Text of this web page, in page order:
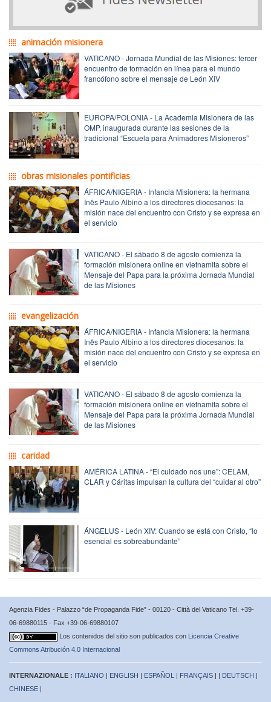
animación misionera
VATICANO - Jornada Mundial de las Misiones: tercer
encuentro de formación en línea para el mundo
francófono sobre el mensaje de León XIV
EUROPA/POLONIA - La Academia Misionera de las
OMP, inaugurada durante las sesiones de la
tradicional “Escuela para Animadores Misioneros”
obras misionales pontificias
ÁFRICA/NIGERIA - Infancia Misionera: la hermana
Inês Paulo Albino a los directores diocesanos: la
misión nace del encuentro con Cristo y se expresa en
el servicio
VATICANO - El sábado 8 de agosto comienza la
formación misionera online en vietnamita sobre el
Mensaje del Papa para la próxima Jornada Mundial
de las Misiones
evangelización
ÁFRICA/NIGERIA - Infancia Misionera: la hermana
Inês Paulo Albino a los directores diocesanos: la
misión nace del encuentro con Cristo y se expresa en
el servicio
VATICANO - El sábado 8 de agosto comienza la
formación misionera online en vietnamita sobre el
Mensaje del Papa para la próxima Jornada Mundial
de las Misiones
caridad
AMÉRICA LATINA - “El cuidado nos une”: CELAM,
CLAR y Cáritas impulsan la cultura del “cuidar al otro”
ÁNGELUS - León XIV: Cuando se está con Cristo, “lo
esencial es sobreabundante”
Agenzia Fides - Palazzo “de Propaganda Fide” - 00120 - Città del Vaticano Tel. +39-
06-69880115 - Fax +39-06-69880107
Los contenidos del sitio son publicados con Licencia Creative
Commons Atribución 4.0 Internacional
INTERNAZIONALE : ITALIANO | ENGLISH | ESPAÑOL | FRANÇAIS | | DEUTSCH |
CHINESE |